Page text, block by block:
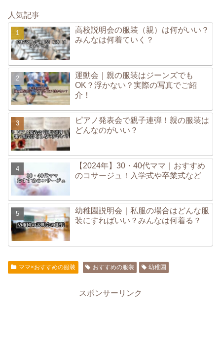
人気記事
高校説明会の服装（親）は何がいい？
みんなは何着ていく？
運動会｜親の服装はジーンズでも
OK？浮かない？実際の写真でご紹
介！
ピアノ発表会で親子連弾！親の服装は
どんなのがいい？
【2024年】30・40代ママ｜おすすめ
のコサージュ！入学式や卒業式など
幼稚園説明会｜私服の場合はどんな服
装にすればいい？みんなは何着る？
ママ×おすすめの服装 おすすめの服装 幼稚園
スポンサーリンク